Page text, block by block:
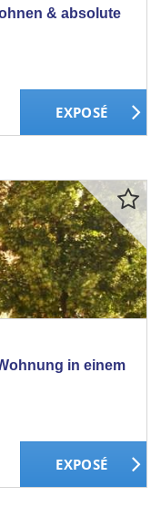
& absolute
in einem